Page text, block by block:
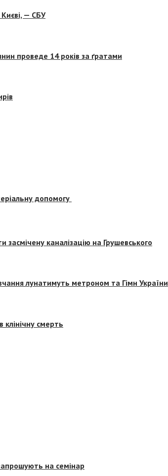
Києві, — СБУ
проведе 14 років за ґратами
допомогу
каналізацію на Грушевського
лунатимуть метроном та Гімн України
смерть
на семінар